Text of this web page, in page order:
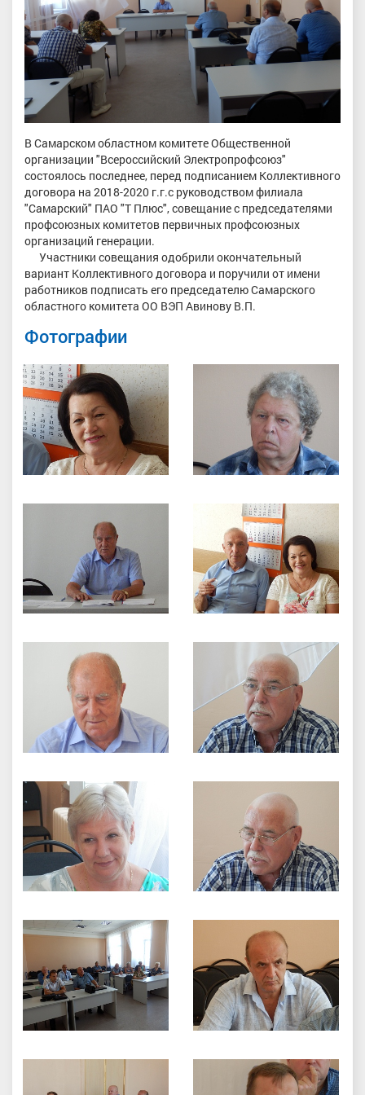
В Самарском областном комитете Общественной
организации "Всероссийский Электропрофсоюз"
состоялось последнее, перед подписанием Коллективного
договора на 2018-2020 г.г.с руководством филиала
"Самарский" ПАО "Т Плюс", совещание с председателями
профсоюзных комитетов первичных профсоюзных
организаций генерации.
Участники совещания одобрили окончательный
вариант Коллективного договора и поручили от имени
работников подписать его председателю Самарского
областного комитета ОО ВЭП Авинову В.П.
Фотографии